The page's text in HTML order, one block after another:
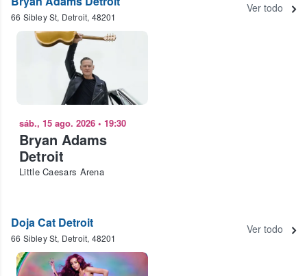
66 Sibley St, Detroit, 48201
Ver todo
sáb., 15 ago. 2026 • 19:30
Bryan Adams
Detroit
Little Caesars Arena
Doja Cat Detroit
66 Sibley St, Detroit, 48201
Ver todo